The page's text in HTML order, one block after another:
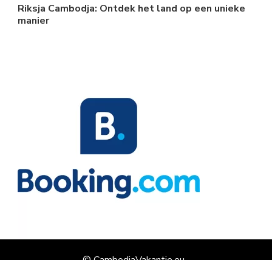
Riksja Cambodja: Ontdek het land op een unieke
manier